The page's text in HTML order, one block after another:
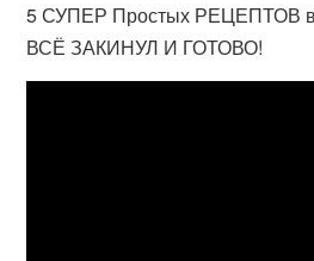
5 СУПЕР Простых РЕЦЕПТОВ
ВСЁ ЗАКИНУЛ И ГОТОВО!